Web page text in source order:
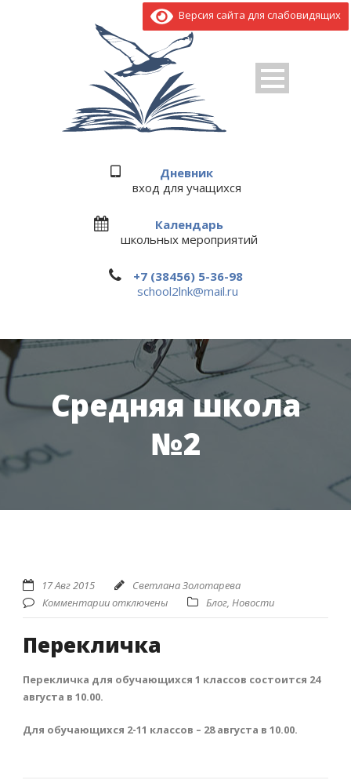
Дневник
вход для учащихся
Календарь
школьных мероприятий
+7 (38456) 5-36-98
school2lnk@mail.ru
Средняя школа
№2
17 Авг 2015
Светлана Золотарева
Комментарии отключены
Блог, Новости
Перекличка
Перекличка для обучающихся 1 классов состоится 24
августа в 10.00.
Для обучающихся 2-11 классов – 28 августа в 10.00.
Версия сайта для слабовидящих